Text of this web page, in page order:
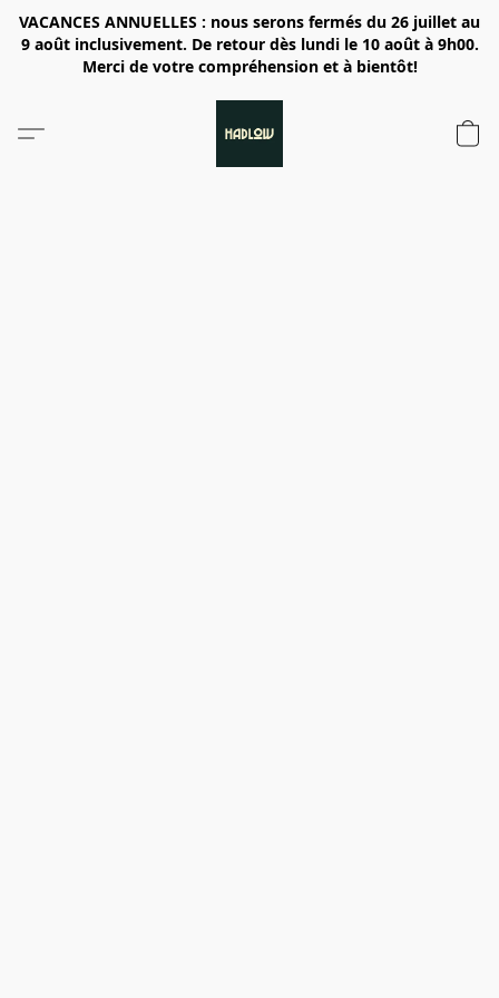
VACANCES ANNUELLES : nous serons fermés du 26 juillet au
9 août inclusivement. De retour dès lundi le 10 août à 9h00.
Merci de votre compréhension et à bientôt!